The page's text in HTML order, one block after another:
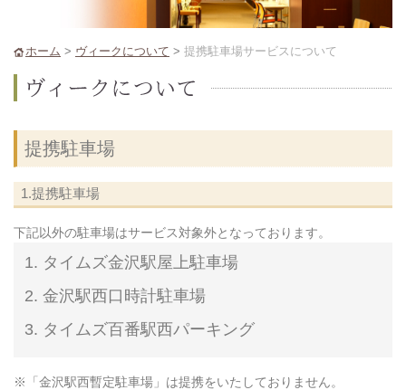
ホーム > ヴィークについて > 提携駐車場サービスについて
提携駐車場
1.提携駐車場
下記以外の駐車場はサービス対象外となっております。
タイムズ金沢駅屋上駐車場
金沢駅西口時計駐車場
タイムズ百番駅西パーキング
※「金沢駅西暫定駐車場」は提携をいたしておりません。